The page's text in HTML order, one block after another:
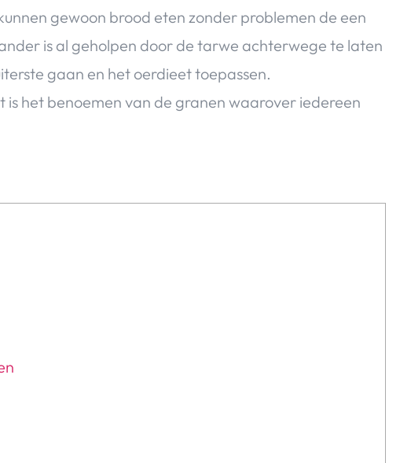
gewoon brood eten zonder problemen de een
is al geholpen door de tarwe achterwege te laten
gaan en het oerdieet toepassen.
het benoemen van de granen waarover iedereen